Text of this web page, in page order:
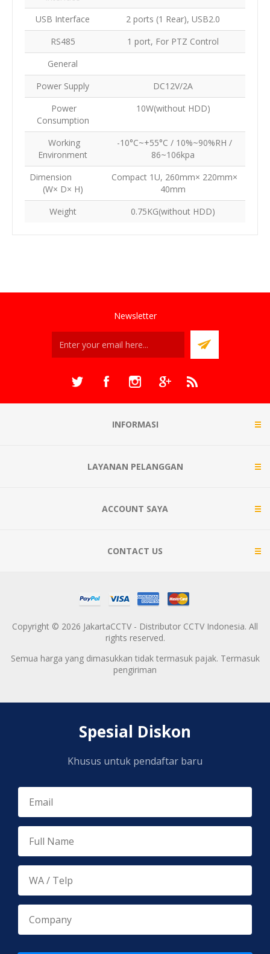
USB Interface
2 ports (1 Rear), USB2.0
RS485
1 port, For PTZ Control
General
Power Supply
DC12V/2A
Power
Consumption
10W(without HDD)
Working
Environment
-10°C~+55°C / 10%~90%RH /
86~106kpa
Dimension
(W× D× H)
Compact 1U, 260mm× 220mm×
40mm
Weight
0.75KG(without HDD)
Newsletter
INFORMASI
LAYANAN PELANGGAN
ACCOUNT SAYA
CONTACT US
Copyright © 2026 JakartaCCTV - Distributor CCTV Indonesia. All
rights reserved.
Semua harga yang dimasukkan tidak termasuk pajak. Termasuk
pengiriman
Spesial Diskon
Khusus untuk pendaftar baru